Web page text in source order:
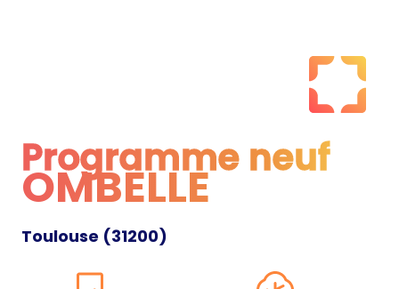
Programme neuf
Programme neuf
OMBELLE
Toulouse (31200)